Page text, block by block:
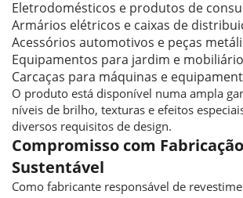
Eletrodomésticos e produtos de
Armários elétricos e caixas de
Acessórios automotivos e peças
Equipamentos para jardim e
Carcaças para máquinas e
O produto está disponível numa ampla
níveis de brilho, texturas e efeitos
diversos requisitos de design.
Compromisso com Fabricação
Sustentável
Como fabricante responsável de